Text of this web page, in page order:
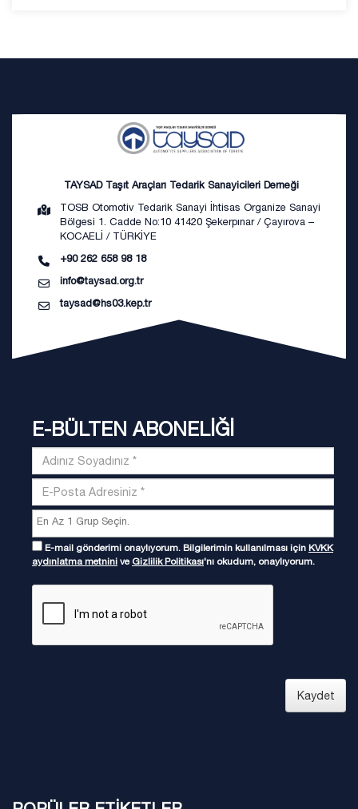
TAYSAD Taşıt Araçları Tedarik Sanayicileri Derneği
TOSB Otomotiv Tedarik Sanayi İhtisas Organize Sanayi
Bölgesi 1. Cadde No:10 41420 Şekerpınar / Çayırova –
KOCAELİ / TÜRKİYE
+90 262 658 98 18
info@taysad.org.tr
taysad@hs03.kep.tr
E-BÜLTEN ABONELİĞİ
E-mail gönderimi onaylıyorum. Bilgilerimin kullanılması için KVKK
aydınlatma metnini ve Gizlilik Politikası'nı okudum, onaylıyorum.
Kaydet